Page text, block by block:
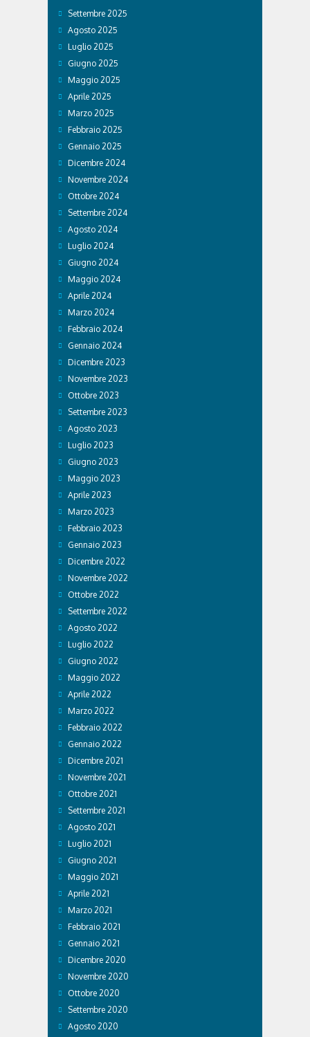
Settembre 2025
Agosto 2025
Luglio 2025
Giugno 2025
Maggio 2025
Aprile 2025
Marzo 2025
Febbraio 2025
Gennaio 2025
Dicembre 2024
Novembre 2024
Ottobre 2024
Settembre 2024
Agosto 2024
Luglio 2024
Giugno 2024
Maggio 2024
Aprile 2024
Marzo 2024
Febbraio 2024
Gennaio 2024
Dicembre 2023
Novembre 2023
Ottobre 2023
Settembre 2023
Agosto 2023
Luglio 2023
Giugno 2023
Maggio 2023
Aprile 2023
Marzo 2023
Febbraio 2023
Gennaio 2023
Dicembre 2022
Novembre 2022
Ottobre 2022
Settembre 2022
Agosto 2022
Luglio 2022
Giugno 2022
Maggio 2022
Aprile 2022
Marzo 2022
Febbraio 2022
Gennaio 2022
Dicembre 2021
Novembre 2021
Ottobre 2021
Settembre 2021
Agosto 2021
Luglio 2021
Giugno 2021
Maggio 2021
Aprile 2021
Marzo 2021
Febbraio 2021
Gennaio 2021
Dicembre 2020
Novembre 2020
Ottobre 2020
Settembre 2020
Agosto 2020